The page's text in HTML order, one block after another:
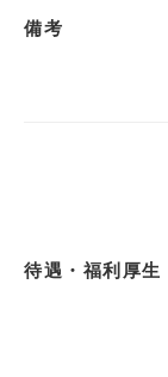
備考
待遇・福利厚生